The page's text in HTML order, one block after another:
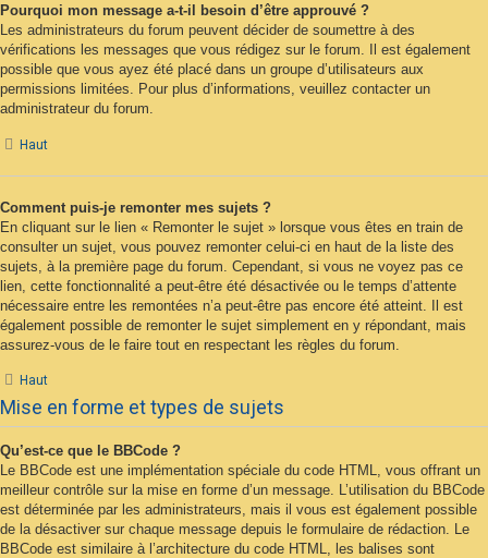
Pourquoi mon message a-t-il besoin d’être approuvé ?
Les administrateurs du forum peuvent décider de soumettre à des
vérifications les messages que vous rédigez sur le forum. Il est également
possible que vous ayez été placé dans un groupe d’utilisateurs aux
permissions limitées. Pour plus d’informations, veuillez contacter un
administrateur du forum.
Haut
Comment puis-je remonter mes sujets ?
En cliquant sur le lien « Remonter le sujet » lorsque vous êtes en train de
consulter un sujet, vous pouvez remonter celui-ci en haut de la liste des
sujets, à la première page du forum. Cependant, si vous ne voyez pas ce
lien, cette fonctionnalité a peut-être été désactivée ou le temps d’attente
nécessaire entre les remontées n’a peut-être pas encore été atteint. Il est
également possible de remonter le sujet simplement en y répondant, mais
assurez-vous de le faire tout en respectant les règles du forum.
Haut
Mise en forme et types de sujets
Qu’est-ce que le BBCode ?
Le BBCode est une implémentation spéciale du code HTML, vous offrant un
meilleur contrôle sur la mise en forme d’un message. L’utilisation du BBCode
est déterminée par les administrateurs, mais il vous est également possible
de la désactiver sur chaque message depuis le formulaire de rédaction. Le
BBCode est similaire à l’architecture du code HTML, les balises sont